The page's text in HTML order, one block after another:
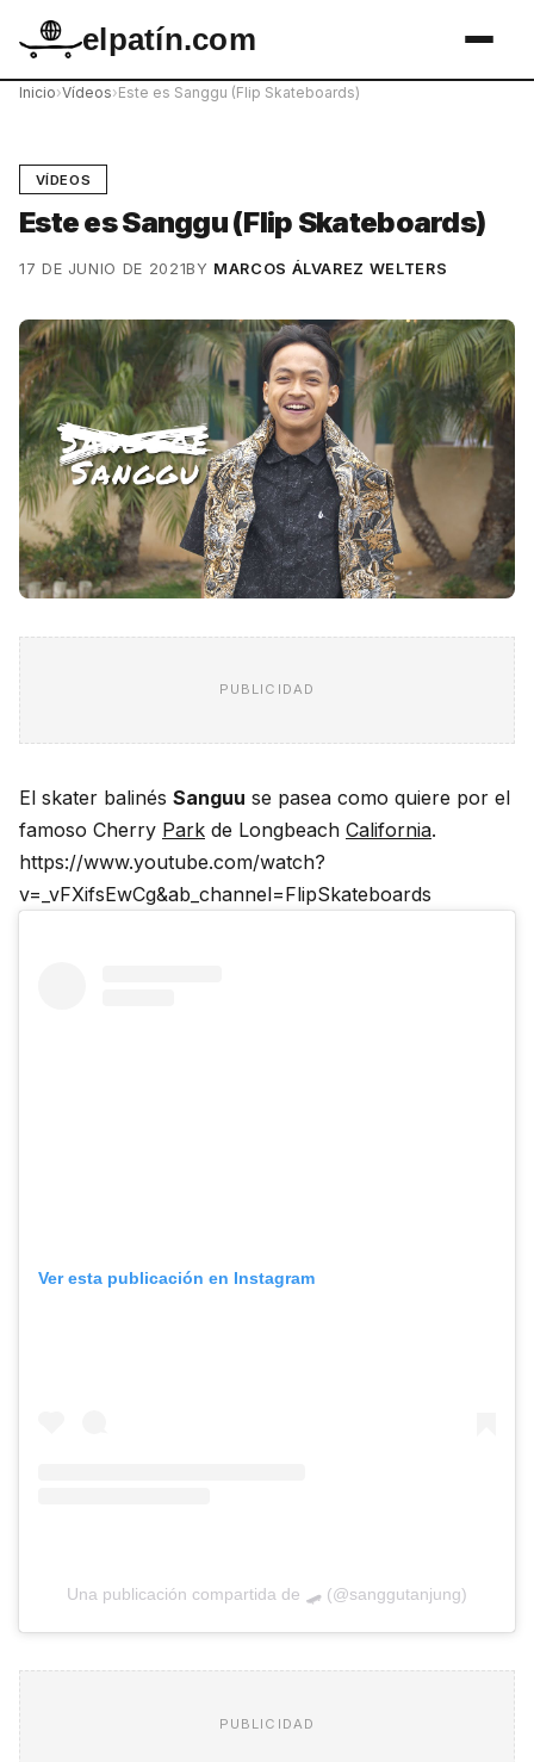
elpatín.com
Inicio›Vídeos›Este es Sanggu (Flip Skateboards)
VÍDEOS
Este es Sanggu (Flip Skateboards)
17 DE JUNIO DE 2021BY MARCOS ÁLVAREZ WELTERS
PUBLICIDAD
El skater balinés Sanguu se pasea como quiere por el
famoso Cherry Park de Longbeach California.
https://www.youtube.com/watch?
v=_vFXifsEwCg&ab_channel=FlipSkateboards
Ver esta publicación en Instagram
Una publicación compartida de 🛹 (@sanggutanjung)
PUBLICIDAD